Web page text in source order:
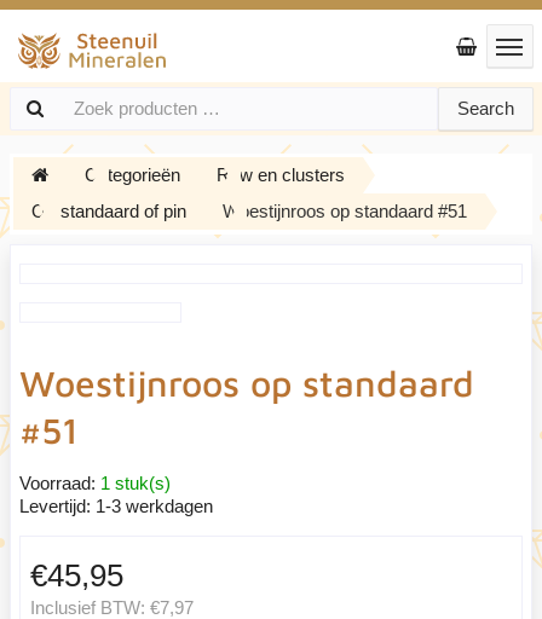
Search
Categorieën
Ruw en clusters
Op standaard of pin
Woestijnroos op standaard #51
Woestijnroos op standaard
#51
Voorraad: 1 stuk(s)
Levertijd: 1-3 werkdagen
€45,95
Inclusief BTW: €7,97